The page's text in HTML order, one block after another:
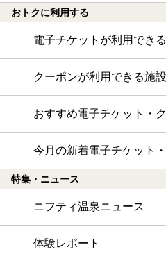
おトクに利用する
電子チケットが利用でき
クーポンが利用できる施
おすすめ電子チケット・
今月の新着電子チケット
特集・ニュース
ニフティ温泉ニュース
体験レポート